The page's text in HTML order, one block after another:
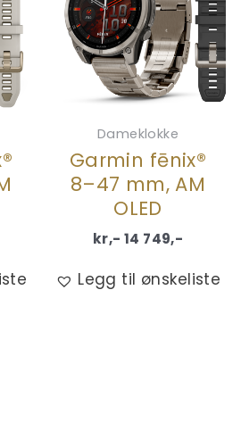
Dameklokke
Garmin fēnix®
8–47 mm, AM
OLED
kr,- 14 749,-
Legg til ønskeliste